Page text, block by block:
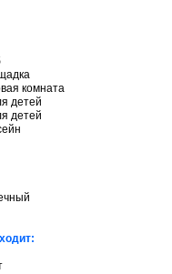
комната
детей
детей